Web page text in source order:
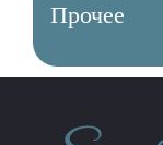
Прочее